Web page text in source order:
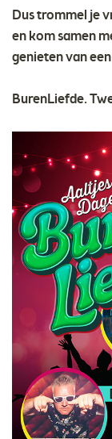
Dus trommel je
en kom samen
genieten van
BurenLiefde.